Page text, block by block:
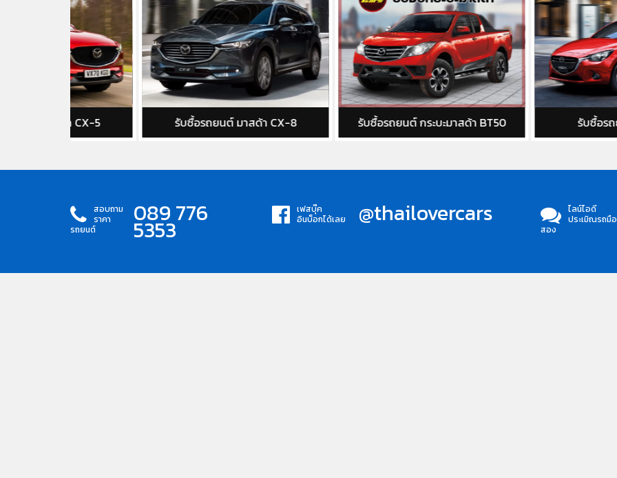
รับซื้อรถยนต์ มาสด้า CX-8 รับซื้อรถยนต์ กระบะมาสด้า BT50 รับซื้อรถยนต์ มาสด้า 2
สอบถาม
ราคา
รถยนต์
089 776
5353
เฟสบุ๊ค
อินบ็อกได้เลย
@thailovercars
ไลน์ไอดี
ประเมิณรถมือ
สอง